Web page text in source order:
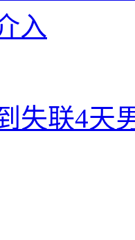
入
失联4天